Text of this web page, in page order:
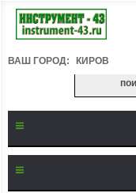
ВАШ ГОРОД: КИРОВ